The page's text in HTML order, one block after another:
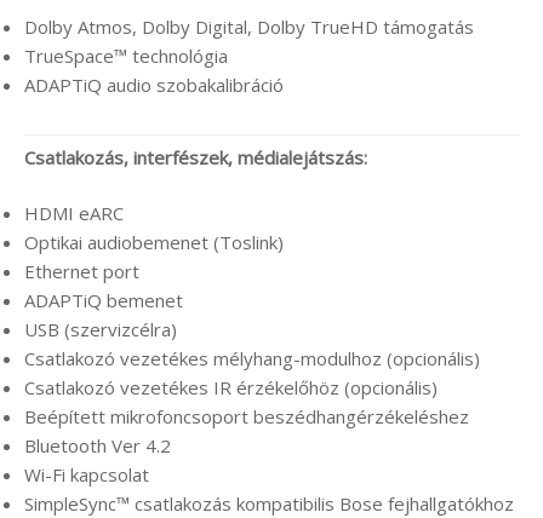
Dolby Atmos, Dolby Digital, Dolby TrueHD támogatás
TrueSpace™ technológia
ADAPTiQ audio szobakalibráció
Csatlakozás, interfészek, médialejátszás:
HDMI eARC
Optikai audiobemenet (Toslink)
Ethernet port
ADAPTiQ bemenet
USB (szervizcélra)
Csatlakozó vezetékes mélyhang-modulhoz (opcionális)
Csatlakozó vezetékes IR érzékelőhöz (opcionális)
Beépített mikrofoncsoport beszédhangérzékeléshez
Bluetooth Ver 4.2
Wi-Fi kapcsolat
SimpleSync™ csatlakozás kompatibilis Bose fejhallgatókhoz